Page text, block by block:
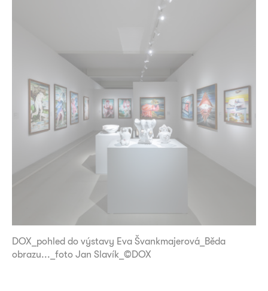
DOX_pohled do výstavy Eva Švankmajerová_Běda
obrazu..._foto Jan Slavík_©DOX